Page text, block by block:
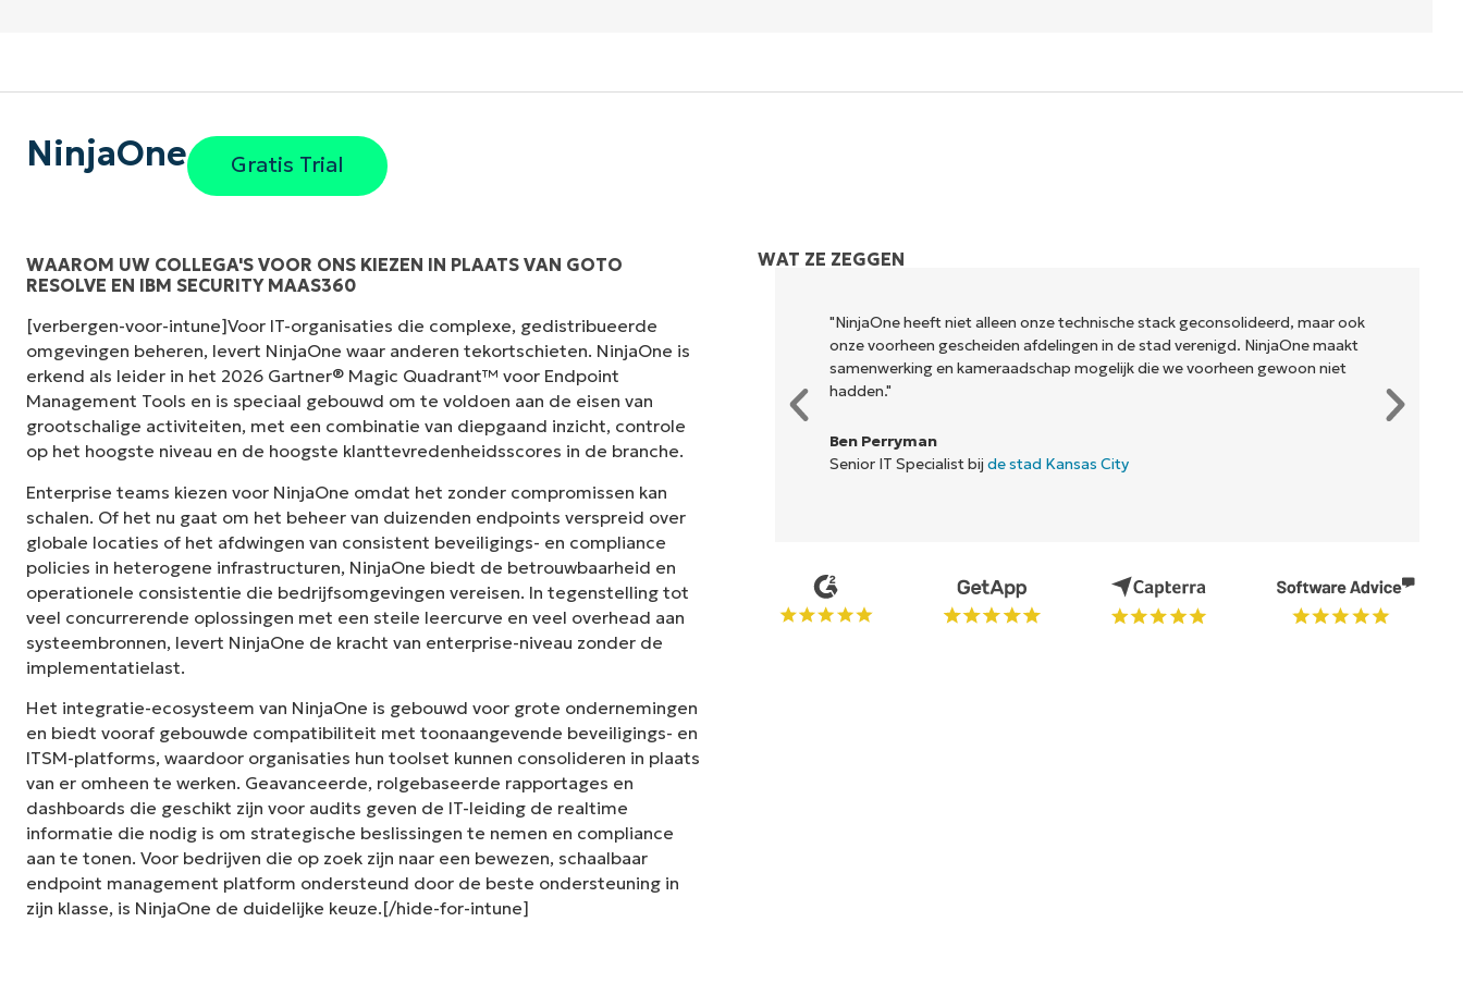
NinjaOne Gratis Trial
WAAROM UW COLLEGA'S VOOR ONS KIEZEN IN PLAATS VAN GOTO
RESOLVE EN IBM SECURITY MAAS360
[verbergen-voor-intune]Voor IT-organisaties die complexe, gedistribueerde
omgevingen beheren, levert NinjaOne waar anderen tekortschieten. NinjaOne is
erkend als leider in het 2026 Gartner® Magic Quadrant™ voor Endpoint
Management Tools en is speciaal gebouwd om te voldoen aan de eisen van
grootschalige activiteiten, met een combinatie van diepgaand inzicht, controle
op het hoogste niveau en de hoogste klanttevredenheidsscores in de branche.
Enterprise teams kiezen voor NinjaOne omdat het zonder compromissen kan
schalen. Of het nu gaat om het beheer van duizenden endpoints verspreid over
globale locaties of het afdwingen van consistent beveiligings- en compliance
policies in heterogene infrastructuren, NinjaOne biedt de betrouwbaarheid en
operationele consistentie die bedrijfsomgevingen vereisen. In tegenstelling tot
veel concurrerende oplossingen met een steile leercurve en veel overhead aan
systeembronnen, levert NinjaOne de kracht van enterprise-niveau zonder de
implementatielast.
Het integratie-ecosysteem van NinjaOne is gebouwd voor grote ondernemingen
en biedt vooraf gebouwde compatibiliteit met toonaangevende beveiligings- en
ITSM-platforms, waardoor organisaties hun toolset kunnen consolideren in plaats
van er omheen te werken. Geavanceerde, rolgebaseerde rapportages en
dashboards die geschikt zijn voor audits geven de IT-leiding de realtime
informatie die nodig is om strategische beslissingen te nemen en compliance
aan te tonen. Voor bedrijven die op zoek zijn naar een bewezen, schaalbaar
endpoint management platform ondersteund door de beste ondersteuning in
zijn klasse, is NinjaOne de duidelijke keuze.[/hide-for-intune]
WAT ZE ZEGGEN
"Voorheen had ik 10-15 verschillende tools nodig om uit te voeren wat
NinjaOne doet in zijn gecentraliseerde, enkele dashboard. NinjaOne maakt
het leven zo veel gemakkelijker."
Ernie Turner
Director of IT bij
Vetcor
"NinjaOne heeft niet alleen onze technische stack geconsolideerd, maar ook
onze voorheen gescheiden afdelingen in de stad verenigd. NinjaOne maakt
samenwerking en kameraadschap mogelijk die we voorheen gewoon niet
hadden."
Ben Perryman
Senior IT Specialist bij de stad Kansas City